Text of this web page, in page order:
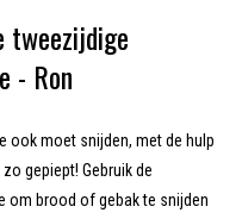
tweezijdige
- Ron
ook moet snijden, met de hulp
gepiept! Gebruik de
om brood of gebak te snijden